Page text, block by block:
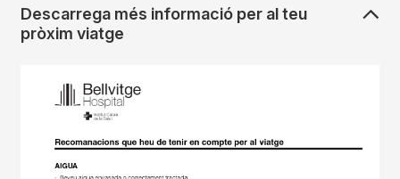
Descarrega més informació per al teu
pròxim viatge